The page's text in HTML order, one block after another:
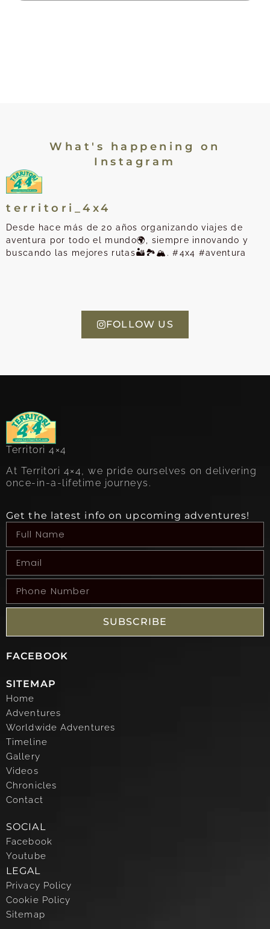
What's happening on
Instagram
territori_4x4
Desde hace más de 20 años organizando viajes de
aventura por todo el mundo🌍, siempre innovando y
buscando las mejores rutas🏜️🏞️🏔️. #4x4 #aventura
FOLLOW US
Territori 4×4
At Territori 4×4, we pride ourselves on delivering
once-in-a-lifetime journeys.
Get the latest info on upcoming adventures!
SUBSCRIBE
FACEBOOK
SITEMAP
Home
Adventures
Worldwide Adventures
Timeline
Gallery
Videos
Chronicles
Contact
SOCIAL
Facebook
Youtube
LEGAL
Privacy Policy
Cookie Policy
Sitemap